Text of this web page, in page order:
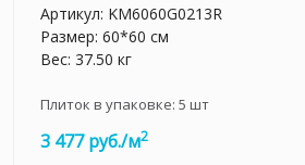
Артикул: KM6060G0213R
Размер: 60*60 см
Вес: 37.50 кг
Плиток в упаковке: 5 шт
3 477 руб./м2